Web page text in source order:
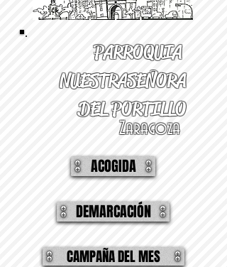
PARROQUIA
NUESTRASEÑORA
DEL PORTILLO
Zaragoza
ACOGIDA
DEMARCACIÓN
CAMPAÑA DEL MES